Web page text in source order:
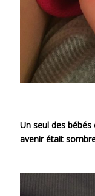
Un seul des
avenir était